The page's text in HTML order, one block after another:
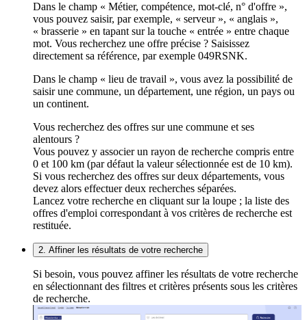
Dans le champ « Métier, compétence, mot-clé, n° d'offre »,
vous pouvez saisir, par exemple, « serveur », « anglais »,
« brasserie » en tapant sur la touche « entrée » entre chaque
mot. Vous recherchez une offre précise ? Saisissez
directement sa référence, par exemple 049RSNK.
Dans le champ « lieu de travail », vous avez la possibilité de
saisir une commune, un département, une région, un pays ou
un continent.
Vous recherchez des offres sur une commune et ses
alentours ?
Vous pouvez y associer un rayon de recherche compris entre
0 et 100 km (par défaut la valeur sélectionnée est de 10 km).
Si vous recherchez des offres sur deux départements, vous
devez alors effectuer deux recherches séparées.
Lancez votre recherche en cliquant sur la loupe ; la liste des
offres d'emploi correspondant à vos critères de recherche est
restituée.
2. Affiner les résultats de votre recherche
Si besoin, vous pouvez affiner les résultats de votre recherche
en sélectionnant des filtres et critères présents sous les critères
de recherche.